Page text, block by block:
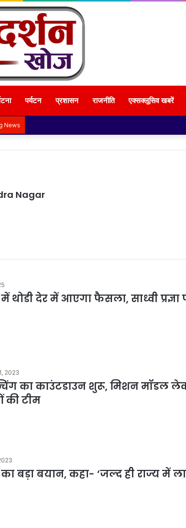
पर्यटन प्रशासन राजनीति एक्सक्लूसिव खबरें
News
Nagar
देर में आएगा फैसला, साध्वी
2023
का काउंटडाउन शुरू, मिशन मॉडल
की टीम
बड़ा बयान, कहा- ‘जल्द ही राज्य में